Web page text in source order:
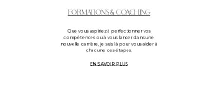
FORMATIONS & COACHING
Que vous aspiriez à perfectionner vos
compétences ou à vous lancer dans une
nouvelle carrière, je suis là pour vous aider à
chacune des étapes.
EN SAVOIR PLUS